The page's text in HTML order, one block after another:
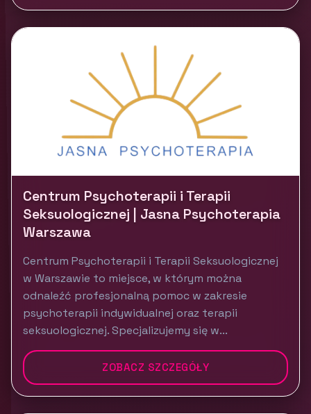
Centrum Psychoterapii i Terapii
Seksuologicznej | Jasna Psychoterapia
Warszawa
Centrum Psychoterapii i Terapii Seksuologicznej
w Warszawie to miejsce, w którym można
odnaleźć profesjonalną pomoc w zakresie
psychoterapii indywidualnej oraz terapii
seksuologicznej. Specjalizujemy się w...
ZOBACZ SZCZEGÓŁY